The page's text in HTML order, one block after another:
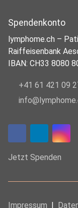
Spendenkonto
lymphome.ch –
Raiffeisenbank
IBAN: CH33 8080
+41 61 421 09
Jetzt Spenden
Impressum I